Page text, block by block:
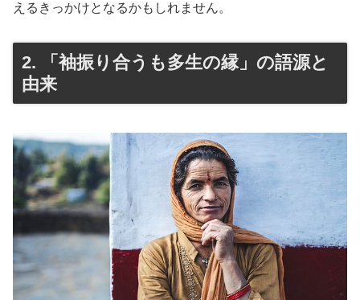
えるきっかけとなるかもしれません。
2. 「袖振り合うも多生の縁」の語源と
由来